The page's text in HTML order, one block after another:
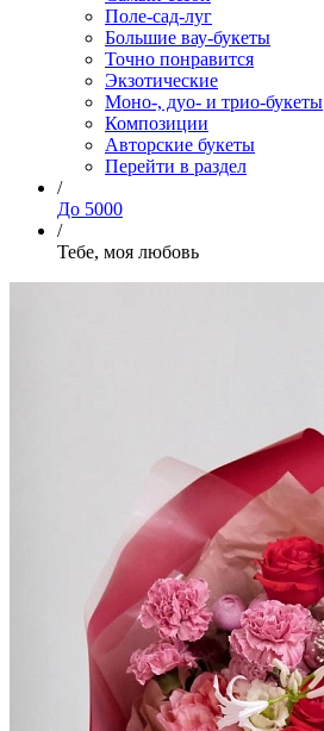
Поле-сад-луг
Большие вау-букеты
Точно понравится
Экзотические
Моно-, дуо- и трио-букеты
Композиции
Авторские букеты
Перейти в раздел
/
До 5000
/
Тебе, моя любовь